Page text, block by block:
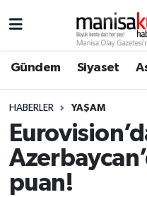
Gündem Siyaset
HABERLER YAŞAM
puan!
Ege Haberleri
Ekonomi
Genel
Yunusemre Hava
Yunusemre Trafik
Süper Lig Puan